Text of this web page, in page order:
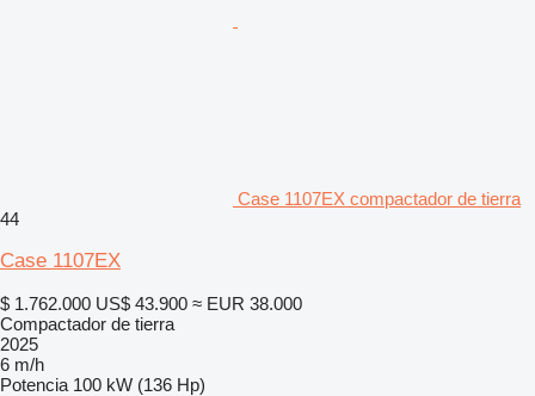
Case 1107EX compactador de tierra
44
Case 1107EX
$ 1.762.000 US$ 43.900 ≈ EUR 38.000
Compactador de tierra
2025
6 m/h
Potencia 100 kW (136 Hp)